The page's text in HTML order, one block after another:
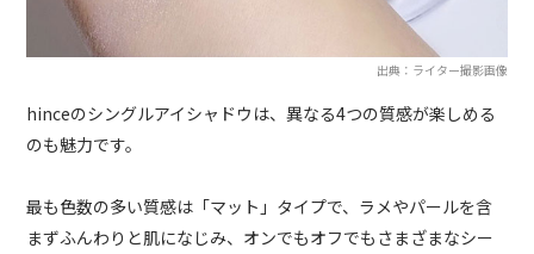
出典：ライター撮影画像
hinceのシングルアイシャドウは、異なる4つの質感が楽しめる
のも魅力です。
最も色数の多い質感は「マット」タイプで、ラメやパールを含
まずふんわりと肌になじみ、オンでもオフでもさまざまなシー